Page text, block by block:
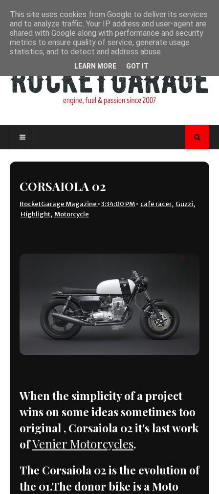
CORSAIOLA 02
RocketGarage Magazine •3:34:00 PM• cafe racer, Guzzi,
Highlight, Motorcycle
When the simplicity of a project
wins on some ideas sometimes too
original , Corsaiola 02 it's last work
ofVenier Motorcycles.
The Corsaiola 02 is the evolution of
the 01.The donor bike is a Moto
This site uses cookies from Google to deliver its services
and to analyze traffic. Your IP address and user-agent are
shared with Google along with performance and security
metrics to ensure quality of service, generate usage
statistics, and to detect and address abuse.
LEARN MORE GOT IT